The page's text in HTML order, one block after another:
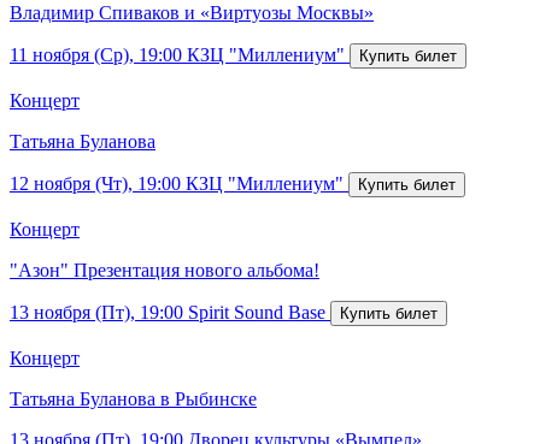
Владимир Спиваков и «Виртуозы Москвы»
11 ноября (Ср), 19:00 КЗЦ "Миллениум"
Концерт
Татьяна Буланова
12 ноября (Чт), 19:00 КЗЦ "Миллениум"
Концерт
"Азон" Презентация нового альбома!
13 ноября (Пт), 19:00 Spirit Sound Base
Концерт
Татьяна Буланова в Рыбинске
13 ноября (Пт), 19:00 Дворец культуры «Вымпел»